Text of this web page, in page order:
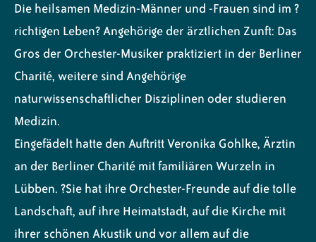
Die heilsamen Medizin-Männer und -Frauen sind im ?
richtigen Leben? Angehörige der ärztlichen Zunft: Das
Gros der Orchester-Musiker praktiziert in der Berliner
Charité, weitere sind Angehörige
naturwissenschaftlicher Disziplinen oder studieren
Medizin.
Eingefädelt hatte den Auftritt Veronika Gohlke, Ärztin
an der Berliner Charité mit familiären Wurzeln in
Lübben. ?Sie hat ihre Orchester-Freunde auf die tolle
Landschaft, auf ihre Heimatstadt, auf die Kirche mit
ihrer schönen Akustik und vor allem auf die